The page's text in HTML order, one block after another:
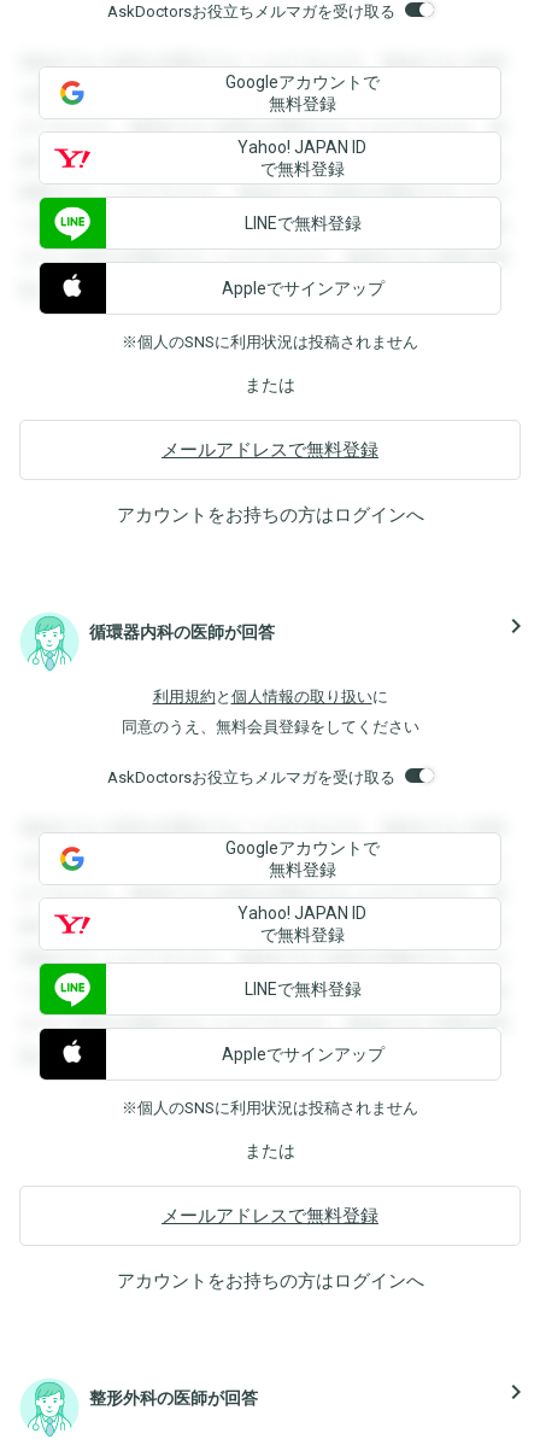
AskDoctorsお役立ちメルマガを受け取る
登録すると回答を閲覧することができます。登録すると回答
を閲覧することができます。登録すると回答を閲覧すること
ができます。登録すると回答を閲覧することができます。登
録すると回答を閲覧することができます。登録すると回答を
閲覧することができます。登録すると回答を閲覧することが
できます。登録すると回答を閲覧することができます。登録
すると回答を閲覧することができます。登録すると回答を閲
覧することができます。
Googleアカウントで
無料登録
Yahoo! JAPAN ID
で無料登録
LINEで無料登録
Appleでサインアップ
※個人のSNSに利用状況は投稿されません
または
メールアドレスで無料登録
アカウントをお持ちの方はログインへ
循環器内科の医師が回答 navigate_next
利用規約 と 個人情報の取り扱いに
同意のうえ、無料会員登録をしてください
AskDoctorsお役立ちメルマガを受け取る
登録すると回答を閲覧することができます。登録すると回答
を閲覧することができます。登録すると回答を閲覧すること
ができます。登録すると回答を閲覧することができます。登
録すると回答を閲覧することができます。登録すると回答を
閲覧することができます。登録すると回答を閲覧することが
できます。登録すると回答を閲覧することができます。登録
すると回答を閲覧することができます。登録すると回答を閲
覧することができます。
Googleアカウントで
無料登録
Yahoo! JAPAN ID
で無料登録
LINEで無料登録
Appleでサインアップ
※個人のSNSに利用状況は投稿されません
または
メールアドレスで無料登録
アカウントをお持ちの方はログインへ
整形外科の医師が回答 navigate_next